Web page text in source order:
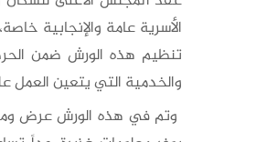
تنظيم هذه الورش ضمن
والخدمية التي يتعين العمل